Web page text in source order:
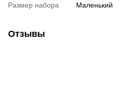
Размер набора Маленький
Отзывы